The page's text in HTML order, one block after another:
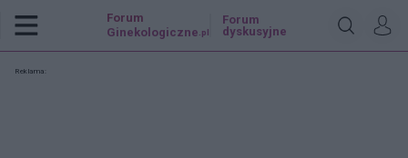
Forum
Ginekologiczne .pl
Forum
dyskusyjne
Reklama: